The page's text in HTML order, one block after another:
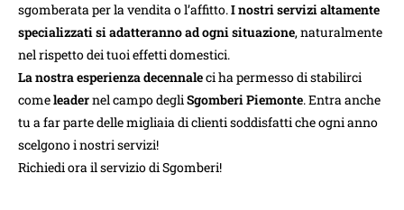
sgomberata per la vendita o l’affitto.I nostri servizi altamente
specializzati si adatteranno ad ogni situazione, naturalmente
nel rispetto dei tuoi effetti domestici.
La nostra esperienza decennaleci ha permesso di stabilirci
comeleadernel campo degliSgomberi Piemonte. Entra anche
tu a far parte delle migliaia di clienti soddisfatti che ogni anno
scelgono i nostri servizi!
Richiedi ora il servizio di Sgomberi!